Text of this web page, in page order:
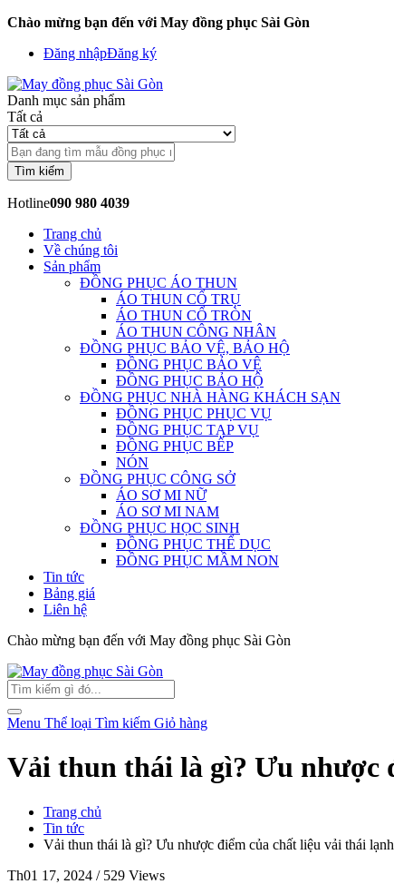
Chào mừng bạn đến với May đồng phục Sài Gòn
Đăng nhậpĐăng ký
Danh mục sản phẩm
Tất cả
Tìm kiếm
Hotline090 980 4039
Trang chủ
Về chúng tôi
Sản phẩm
ĐỒNG PHỤC ÁO THUN
ÁO THUN CỔ TRỤ
ÁO THUN CỔ TRÒN
ÁO THUN CÔNG NHÂN
ĐỒNG PHỤC BẢO VỆ, BẢO HỘ
ĐỒNG PHỤC BẢO VỆ
ĐỒNG PHỤC BẢO HỘ
ĐỒNG PHỤC NHÀ HÀNG KHÁCH SẠN
ĐỒNG PHỤC PHỤC VỤ
ĐỒNG PHỤC TẠP VỤ
ĐỒNG PHỤC BẾP
NÓN
ĐỒNG PHỤC CÔNG SỞ
ÁO SƠ MI NỮ
ÁO SƠ MI NAM
ĐỒNG PHỤC HỌC SINH
ĐỒNG PHỤC THỂ DỤC
ĐỒNG PHỤC MẦM NON
Tin tức
Bảng giá
Liên hệ
Chào mừng bạn đến với May đồng phục Sài Gòn
Menu Thể loại Tìm kiếm Giỏ hàng
Vải thun thái là gì? Ưu nhược
Trang chủ
Tin tức
Vải thun thái là gì? Ưu nhược điểm của chất liệu vải thái lạnh
Th01 17, 2024 / 529 Views